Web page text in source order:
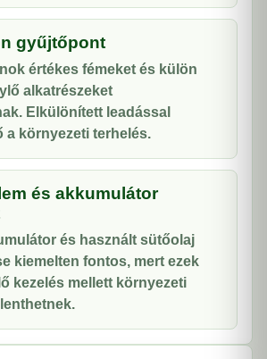
gyűjtőpont
értékes fémeket és külön
alkatrészeket
Elkülönített leadással
a környezeti terhelés.
és akkumulátor
és használt sütőolaj
kiemelten fontos, mert ezek
kezelés mellett környezeti